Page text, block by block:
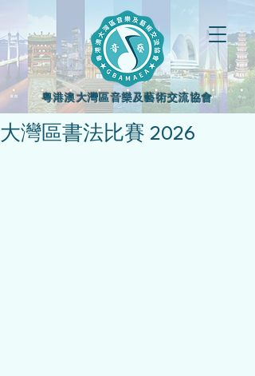
粵港澳大灣區音樂及藝術交流協會
大灣區書法比賽 2026